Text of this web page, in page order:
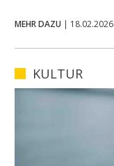
MEHR DAZU | 18.02.2026
KULTUR